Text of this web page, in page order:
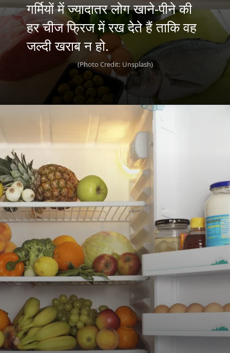
(Photo Credit: Unsplash)
गर्मियों में ज्यादातर लोग खाने-पीने की
हर चीज फ्रिज में रख देते हैं ताकि वह
जल्दी खराब न हो.